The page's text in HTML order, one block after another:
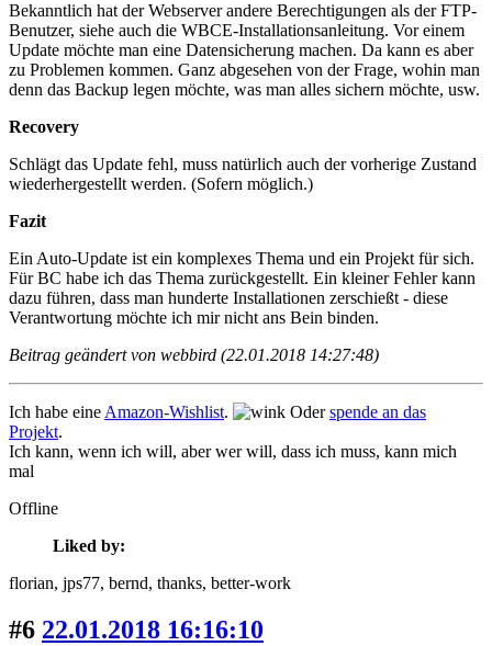
Bekanntlich hat der Webserver andere Berechtigungen als der FTP-
Benutzer, siehe auch die WBCE-Installationsanleitung. Vor einem
Update möchte man eine Datensicherung machen. Da kann es aber
zu Problemen kommen. Ganz abgesehen von der Frage, wohin man
denn das Backup legen möchte, was man alles sichern möchte, usw.
Recovery
Schlägt das Update fehl, muss natürlich auch der vorherige Zustand
wiederhergestellt werden. (Sofern möglich.)
Fazit
Ein Auto-Update ist ein komplexes Thema und ein Projekt für sich.
Für BC habe ich das Thema zurückgestellt. Ein kleiner Fehler kann
dazu führen, dass man hunderte Installationen zerschießt - diese
Verantwortung möchte ich mir nicht ans Bein binden.
Beitrag geändert von webbird (22.01.2018 14:27:48)
Ich habe eine Amazon-Wishlist. Oderspende an das
Projekt.
Ich kann, wenn ich will, aber wer will, dass ich muss, kann mich
mal
Offline
Liked by:
florian, jps77, bernd, thanks, better-work
#6 22.01.2018 16:16:10